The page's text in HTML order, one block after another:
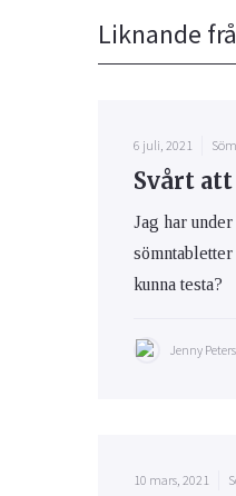
Liknande
6 juli, 2021
Svårt att
Jag har
kunna testa?
Jenny
10 mars, 2021